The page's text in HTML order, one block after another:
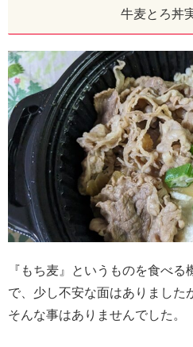
牛麦とろ丼
『もち麦』というものを食べ
で、少し不安な面はありました
そんな事はありませんでした。